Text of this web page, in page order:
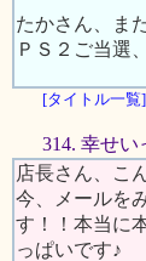
たかさん、ま
ＰＳ２ご当選
[タイトル一覧]
314. 幸せ
店長さん、こ
今、メールを
す！！本当に
っぱいです♪